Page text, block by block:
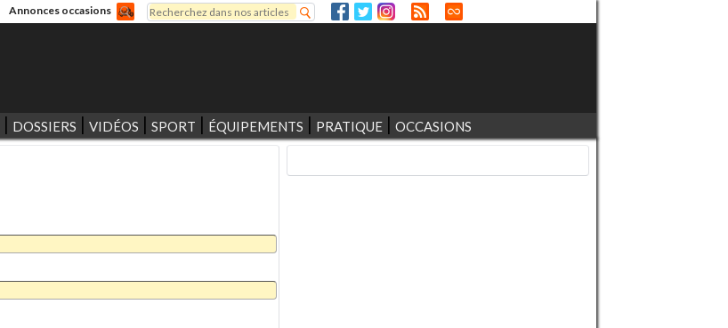
Annonces occasions
Formulaire de recherche
Rechercher
DOSSIERS VIDÉOS SPORT ÉQUIPEMENTS PRATIQUE OCCASIONS